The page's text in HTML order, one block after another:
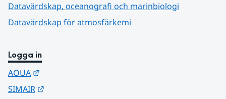
Datavärdskap, oceanografi och marinbiologi
Datavärdskap för atmosfärkemi
Logga in
AQUA
SIMAIR